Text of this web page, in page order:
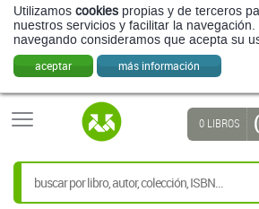
Utilizamos cookies propias y de terceros
nuestros servicios y facilitar la navegación.
navegando consideramos que acepta su
aceptar más información
0 LIBROS